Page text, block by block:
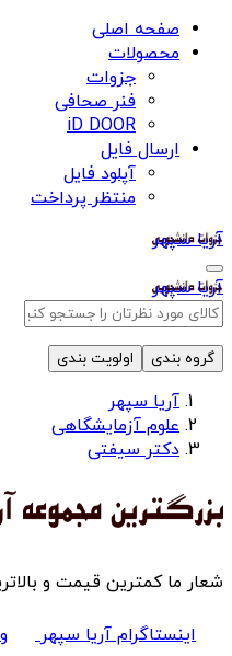
صفحه اصلی
محصولات
جزوات
فنر صحافی
iD DOOR
ارسال فایل
آپلود فایل
منتظر پرداخت
آریا سپهر
آریا سپهر
گروه بندی اولویت بندی
آریا سپهر
علوم آزمایشگاهی
دکتر سیفتی
شعار ما کمترین قیمت و
اینستاگرام آریا سپهر